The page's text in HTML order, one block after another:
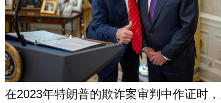
在2023年特朗普的欺诈案审判中作证时